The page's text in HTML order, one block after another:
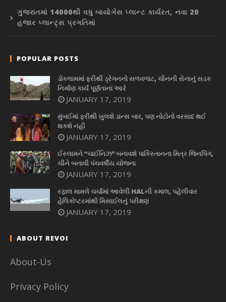
ગુજરાતમાં 14000થી વધુ બાયોગેસ પ્લાન્ટ કાર્યરત, નવા 20
હજાર પ્લાન્ટ્સ પ્રગતિમાં
POPULAR POSTS
ડોકલામમાં ફરીથી ડ્રેગનનો સળવળાટ, ચીનની સેનાનું સડક
નિર્માણ કાર્ય પૂર્ણતાના આરે
JANUARY 17, 2019
મુંબઈમાં ફરીથી ખુલશે ડાન્સ બાર, પણ નોટોનો વરસાદ થઈ
શકશે નહીં
JANUARY 17, 2019
ઈસ્લામને “ચાઈનિઝ” બનાવશે પાકિસ્તાનના મિત્ર જિનપિંગ,
ચીને બનાવી પંચવર્ષીય યોજના
JANUARY 17, 2019
રફાલ મામલે ચર્ચામાં આવેલી HALની કમાલ, પહેલીવાર
હેલિકોપ્ટરમાંથી મિસાઈલનું પરીક્ષણ
JANUARY 17, 2019
ABOUT REVOI
About-Us
Privacy Policy